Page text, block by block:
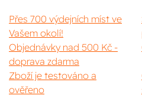
Přes 700 výdejních míst ve
Vašem okolí!
Objednávky nad 500 Kč -
doprava zdarma
Zboží je testováno a
ověřeno